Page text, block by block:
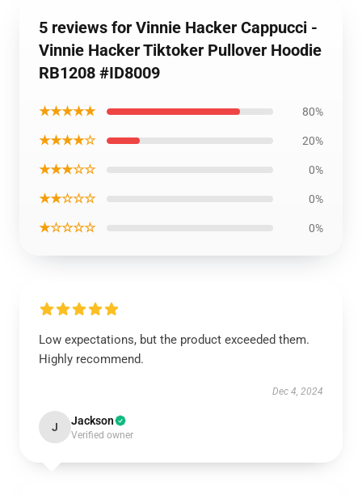
5 reviews for Vinnie Hacker Cappucci -
Vinnie Hacker Tiktoker Pullover Hoodie
RB1208 #ID8009
★★★★★ 80%
★★★★☆ 20%
★★★☆☆ 0%
★★☆☆☆ 0%
★☆☆☆☆ 0%
Low expectations, but the product exceeded them.
Highly recommend.
Dec 4, 2024
J Jackson
Verified owner